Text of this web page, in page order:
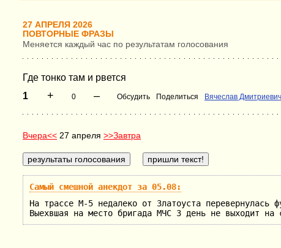
27 АПРЕЛЯ 2026
ПОВТОРНЫЕ ФРАЗЫ
Меняется каждый час по результатам голосования
Где тонко там и рвется
1
+ 0 – Обсудить Поделиться Вячеслав Дмитриевич
Вчера<< 27 апреля >>Завтра
Самый смешной анекдот за 05.08:
На трассе М-5 недалеко от Златоуста перевернулась
Выехвшая на место бригада МЧС 3 день не выходит на